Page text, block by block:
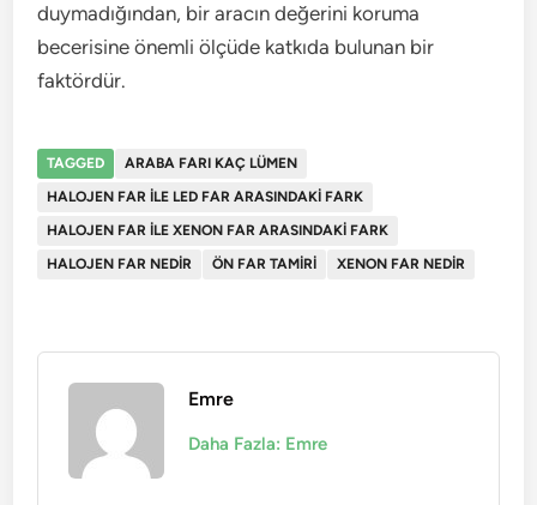
duymadığından, bir aracın değerini koruma
becerisine önemli ölçüde katkıda bulunan bir
faktördür.
TAGGED
ARABA FARI KAÇ LÜMEN
HALOJEN FAR ILE LED FAR ARASINDAKI FARK
HALOJEN FAR ILE XENON FAR ARASINDAKI FARK
HALOJEN FAR NEDIR
ÖN FAR TAMIRI XENON FAR NEDIR
Emre
Daha Fazla: Emre